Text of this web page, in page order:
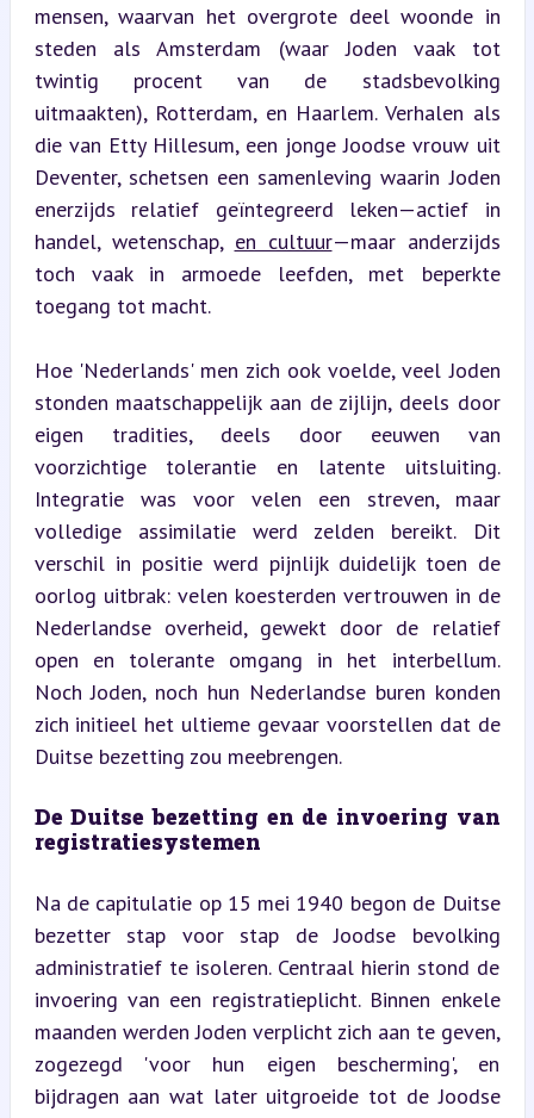
mensen, waarvan het overgrote deel woonde in
steden als Amsterdam (waar Joden vaak tot
twintig procent van de stadsbevolking
uitmaakten), Rotterdam, en Haarlem. Verhalen als
die van Etty Hillesum, een jonge Joodse vrouw uit
Deventer, schetsen een samenleving waarin Joden
enerzijds relatief geïntegreerd leken—actief in
handel, wetenschap, en cultuur—maar anderzijds
toch vaak in armoede leefden, met beperkte
toegang tot macht.
Hoe 'Nederlands' men zich ook voelde, veel Joden
stonden maatschappelijk aan de zijlijn, deels door
eigen tradities, deels door eeuwen van
voorzichtige tolerantie en latente uitsluiting.
Integratie was voor velen een streven, maar
volledige assimilatie werd zelden bereikt. Dit
verschil in positie werd pijnlijk duidelijk toen de
oorlog uitbrak: velen koesterden vertrouwen in de
Nederlandse overheid, gewekt door de relatief
open en tolerante omgang in het interbellum.
Noch Joden, noch hun Nederlandse buren konden
zich initieel het ultieme gevaar voorstellen dat de
Duitse bezetting zou meebrengen.
De Duitse bezetting en de invoering van
registratiesystemen
Na de capitulatie op 15 mei 1940 begon de Duitse
bezetter stap voor stap de Joodse bevolking
administratief te isoleren. Centraal hierin stond de
invoering van een registratieplicht. Binnen enkele
maanden werden Joden verplicht zich aan te geven,
zogezegd 'voor hun eigen bescherming', en
bijdragen aan wat later uitgroeide tot de Joodse